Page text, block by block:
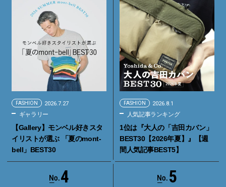
FASHION 2026.7.27
ギャラリー
【Gallery】モンベル好きスタ
イリストが選ぶ 「夏のmont-
bell」BEST30
FASHION 2026.8.1
人気記事ランキング
1位は『大人の「吉田カバン」
BEST30【2026年夏】』【週
間人気記事BEST5】
4 5